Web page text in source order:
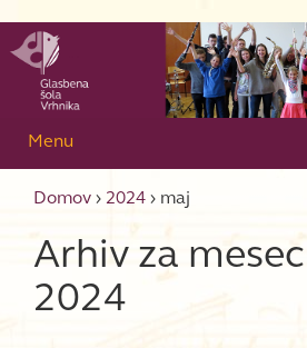
Menu
Domov › 2024 › maj
Arhiv za mesec
2024